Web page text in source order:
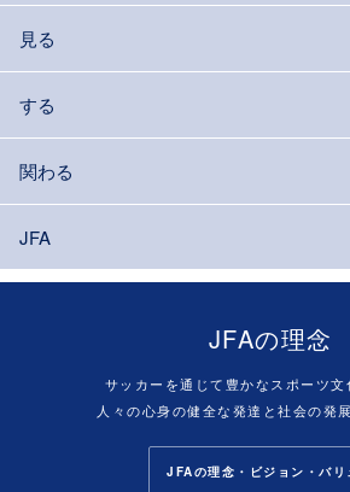
見る
する
関わる
JFA
JFAの理念
サッカーを通じて豊かなスポーツ文
人々の心身の健全な発達と社会の発
JFAの理念・ビジョン・バリ